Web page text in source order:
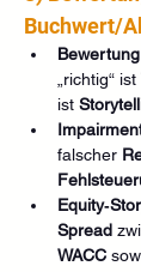
Buchwert/
„richtig“ ist
ist
falscher
Spread
WACC